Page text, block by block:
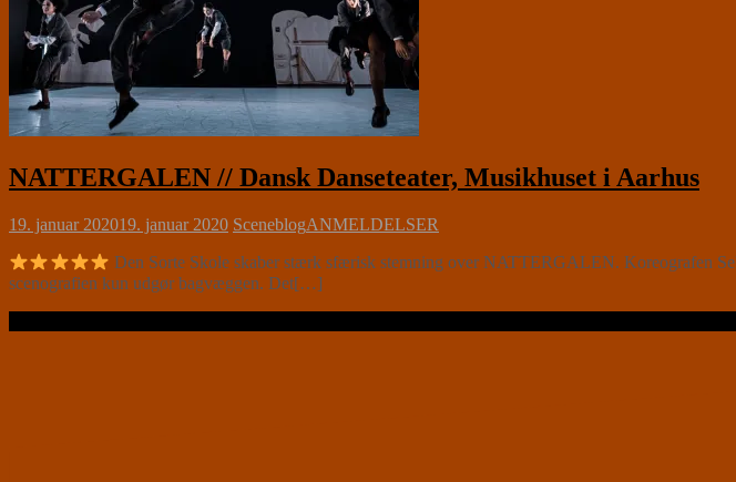
NATTERGALEN // Dansk Danseteater, Musikhuset i Aarhus
19. januar 202019. januar 2020 SceneblogANMELDELSER
Den Sorte Skole skaber stærk sfærisk stemning over NATTERGALEN. Koreografen
scenografien kun udgør bagvæggen. Det[…]